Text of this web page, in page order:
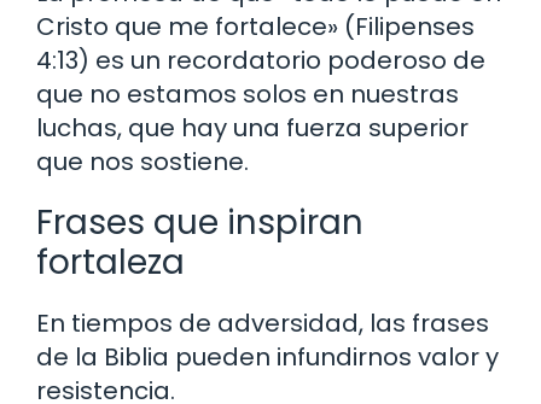
Cristo que me fortalece» (Filipenses
4:13) es un recordatorio poderoso de
que no estamos solos en nuestras
luchas, que hay una fuerza superior
que nos sostiene.
Frases que inspiran
fortaleza
En tiempos de adversidad, las frases
de la Biblia pueden infundirnos valor y
resistencia.